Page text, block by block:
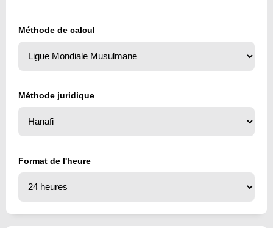
Méthode de calcul
Méthode juridique
Format de l'heure